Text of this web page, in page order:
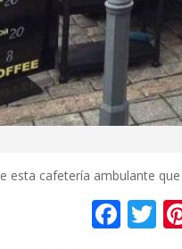
esta cafetería ambulante
F T